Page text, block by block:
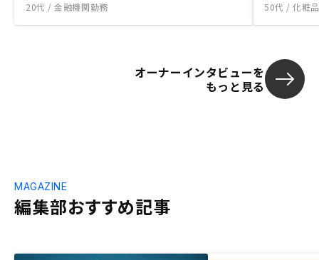
20代 / 金融機関勤務 50代 / 化粧
オーナーインタビューを
もっと見る
編集部おすすめ記事
MAGAZINE